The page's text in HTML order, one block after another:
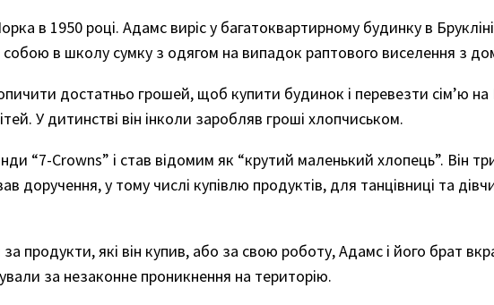
в 1950 році. Адамс виріс у багатоквартирному будинку в
собою в школу сумку з одягом на випадок раптового виселення з
достатньо грошей, щоб купити будинок і перевезти сім’ю
У дитинстві він інколи заробляв гроші хлопчиськом.
“7-Crowns” і став відомим як “крутий маленький хлопець”. Він
доручення, у тому числі купівлю продуктів, для танцівниці та
продукти, які він купив, або за свою роботу, Адамс і його брат
за незаконне проникнення на територію.